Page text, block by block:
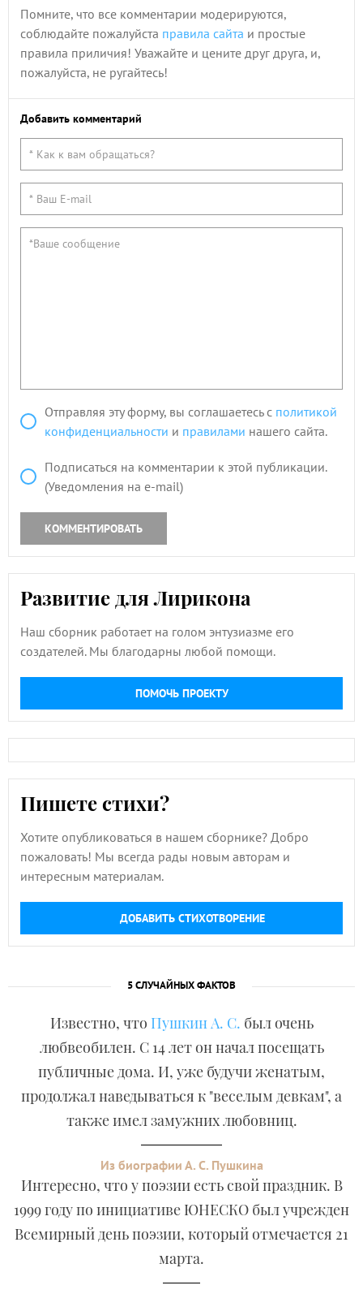
Помните, что все комментарии модерируются,
соблюдайте пожалуйста правила сайта и простые
правила приличия! Уважайте и цените друг друга, и,
пожалуйста, не ругайтесь!
Добавить комментарий
Отправляя эту форму, вы соглашаетесь с политикой
конфиденциальности и правилами нашего сайта.
Подписаться на комментарии к этой публикации.
(Уведомления на e-mail)
КОММЕНТИРОВАТЬ
Развитие для Лирикона
Наш сборник работает на голом энтузиазме его
создателей. Мы благодарны любой помощи.
ПОМОЧЬ ПРОЕКТУ
Пишете стихи?
Хотите опубликоваться в нашем сборнике? Добро
пожаловать! Мы всегда рады новым авторам и
интересным материалам.
ДОБАВИТЬ СТИХОТВОРЕНИЕ
5 СЛУЧАЙНЫХ ФАКТОВ
Известно, что Пушкин А. С. был очень
любвеобилен. С 14 лет он начал посещать
публичные дома. И, уже будучи женатым,
продолжал наведываться к "веселым девкам", а
также имел замужних любовниц.
Из биографии А. С. Пушкина
Интересно, что у поэзии есть свой праздник. В
1999 году по инициативе ЮНЕСКО был учрежден
Всемирный день поэзии, который отмечается 21
марта.